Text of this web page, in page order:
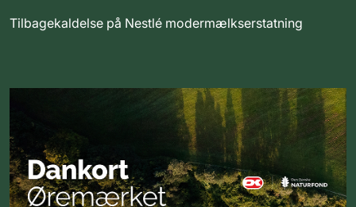
Tilbagekaldelse på Nestlé modermælkserstatning